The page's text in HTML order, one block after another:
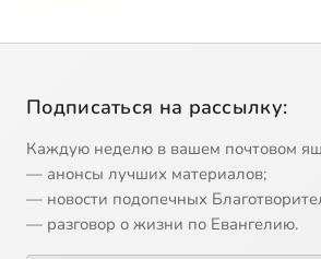
Подписаться на рассылку:
Каждую неделю в вашем почтовом
— анонсы лучших материалов;
— новости подопечных
— разговор о жизни по Евангелию.